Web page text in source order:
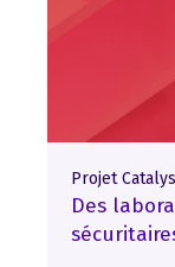
Projet
Des